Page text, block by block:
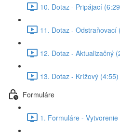
10. Dotaz - Pripájací
11. Dotaz - Odstraňovací
12. Dotaz - Aktualizačný
13. Dotaz - Krížový (4:55)
Formuláre
1. Formuláre -